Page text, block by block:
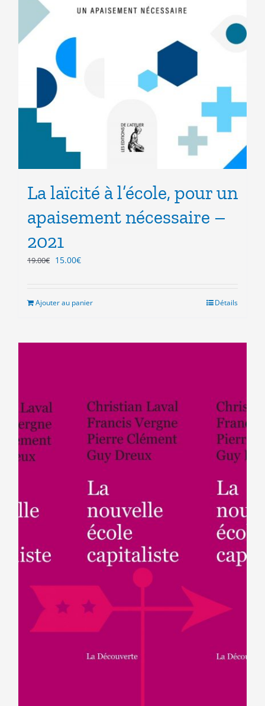
La laïcité à l’école, pour un
apaisement nécessaire –
2021
19.00€ Le
15.00€Le
est :
Ajouter au panier Détails